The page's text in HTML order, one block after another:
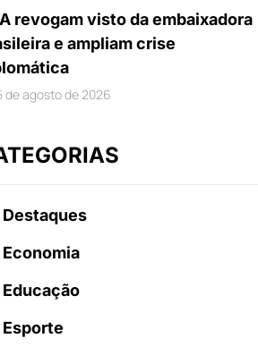
revogam visto da embaixadora
e ampliam crise
de agosto de 2026
Destaques
Economia
Educação
Esporte